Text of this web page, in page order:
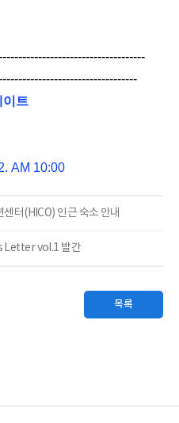
이트
AM 10:00
터(HICO) 인근 숙소 안내
Letter vol.1 발간
목록